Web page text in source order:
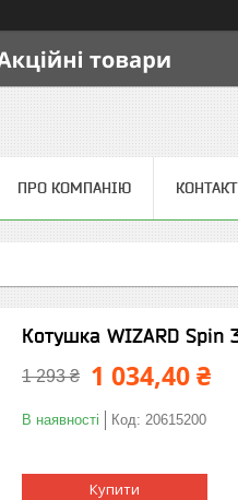
ПРО КОМПАНІЮ
Котушка WIZARD Spin
1 293 ₴ 1 034,40 ₴
В наявності Код: 20615200
Купити